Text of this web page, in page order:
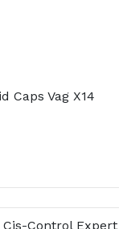
Caps Vag X14